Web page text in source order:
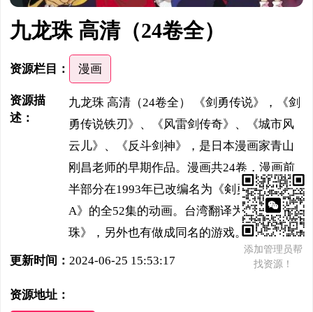
九龙珠 高清（24卷全）
资源栏目： 漫画
资源描
述：
九龙珠 高清（24卷全） 《剑勇传说》，《剑
勇传说铁刃》、《风雷剑传奇》、《城市风
云儿》、《反斗剑神》，是日本漫画家青山
刚昌老师的早期作品。漫画共24卷，漫画前
半部分在1993年已改编名为《剣勇伝说YAIB
A》的全52集的动画。台湾翻译为《九龙
珠》，另外也有做成同名的游戏。
更新时间：2024-06-25 15:53:17
资源地址：
添加管理员帮
找资源！